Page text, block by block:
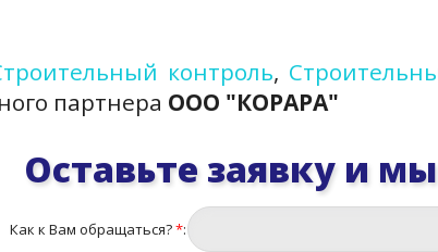
контроль,
партнера ООО "КОРАРА"
Оставьте заявку и
Как к Вам обращаться?*: